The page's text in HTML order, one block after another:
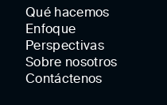
Qué hacemos
Enfoque
Perspectivas
Sobre nosotros
Contáctenos